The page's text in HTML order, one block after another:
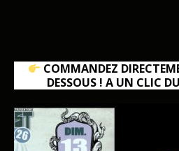
COMMANDEZ
DESSOUS ! A UN CLIC